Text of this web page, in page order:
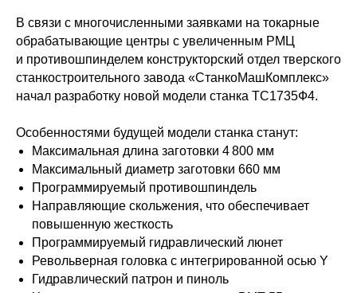
В связи с многочисленными заявками на токарные
обрабатывающие центры с увеличенным РМЦ
и противошпинделем конструкторский отдел тверского
станкостроительного завода «СтанкоМашКомплекс»
начал разработку новой модели станка ТС1735Ф4.
Особенностями будущей модели станка станут:
Максимальная длина заготовки 4 800 мм
Максимальный диаметр заготовки 660 мм
Программируемый противошпиндель
Направляющие скольжения, что обеспечивает
повышенную жесткость
Программируемый гидравлический люнет
Револьверная головка с интегрированной осью Y
Гидравлический патрон и пиноль